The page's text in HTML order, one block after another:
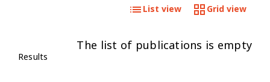
Grid view
List view
The list of publications is empty
Results